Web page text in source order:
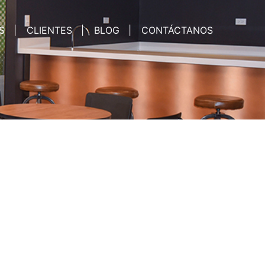
CLIENTES BLOG CONTÁCTANOS